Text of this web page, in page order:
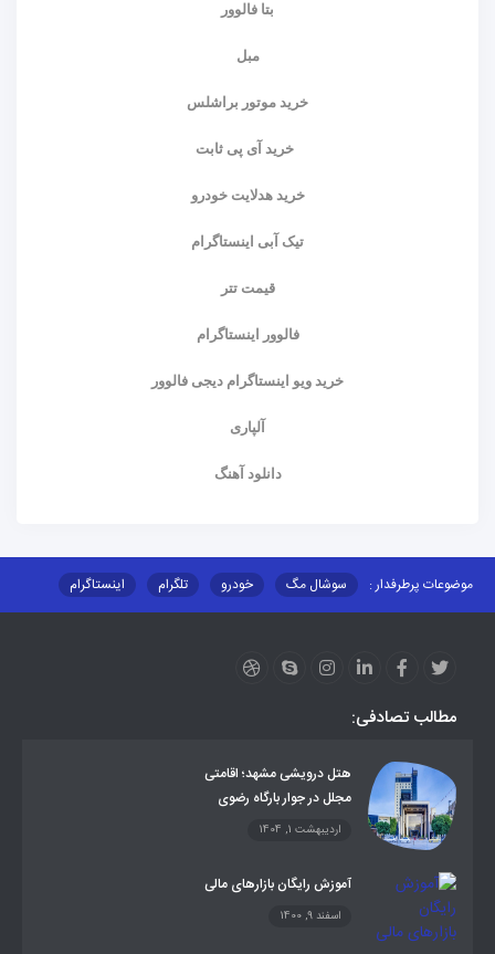
بتا فالوور
مبل
خرید موتور براشلس
خرید آی پی ثابت
خرید هدلایت خودرو
تیک آبی اینستاگرام
قیمت تتر
فالوور اینستاگرام
خرید ویو اینستاگرام دیجی فالوور
آلپاری
دانلود آهنگ
موضوعات پرطرفدار : سوشال مگ خودرو تلگرام
اینستاگرام
مطالب تصادفی:
هتل درویشی مشهد؛ اقامتی
مجلل در جوار بارگاه رضوی
اردیبهشت 1, 1404
آموزش رایگان بازارهای مالی
اسفند 9, 1400